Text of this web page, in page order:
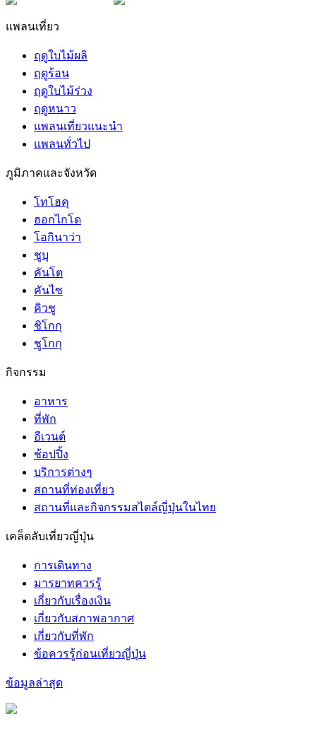
แพลนเที่ยว
ฤดูใบไม้ผลิ
ฤดูร้อน
ฤดูใบไม้ร่วง
ฤดูหนาว
แพลนเที่ยวแนะนำ
แพลนทั่วไป
ภูมิภาคและจังหวัด
โทโฮคุ
ฮอกไกโด
โอกินาว่า
ชูบุ
คันโต
คันไซ
คิวชู
ชิโกกุ
ชูโกกุ
กิจกรรม
อาหาร
ที่พัก
อีเวนต์
ช้อปปิ้ง
บริการต่างๆ
สถานที่ท่องเที่ยว
สถานที่และกิจกรรมสไตล์ญี่ปุ่นในไทย
เคล็ดลับเที่ยวญี่ปุ่น
การเดินทาง
มารยาทควรรู้
เกี่ยวกับเรื่องเงิน
เกี่ยวกับสภาพอากาศ
เกี่ยวกับที่พัก
ข้อควรรู้ก่อนเที่ยวญี่ปุ่น
ข้อมูลล่าสุด